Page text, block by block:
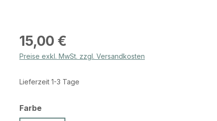
Regulärer Preis:
15,00 €
Preise exkl. MwSt. zzgl. Versandkosten
Lieferzeit 1-3 Tage
Farbeauswählen